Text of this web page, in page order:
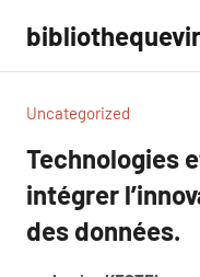
contenu
Uncategorized
Technologies
intégrer
des données.